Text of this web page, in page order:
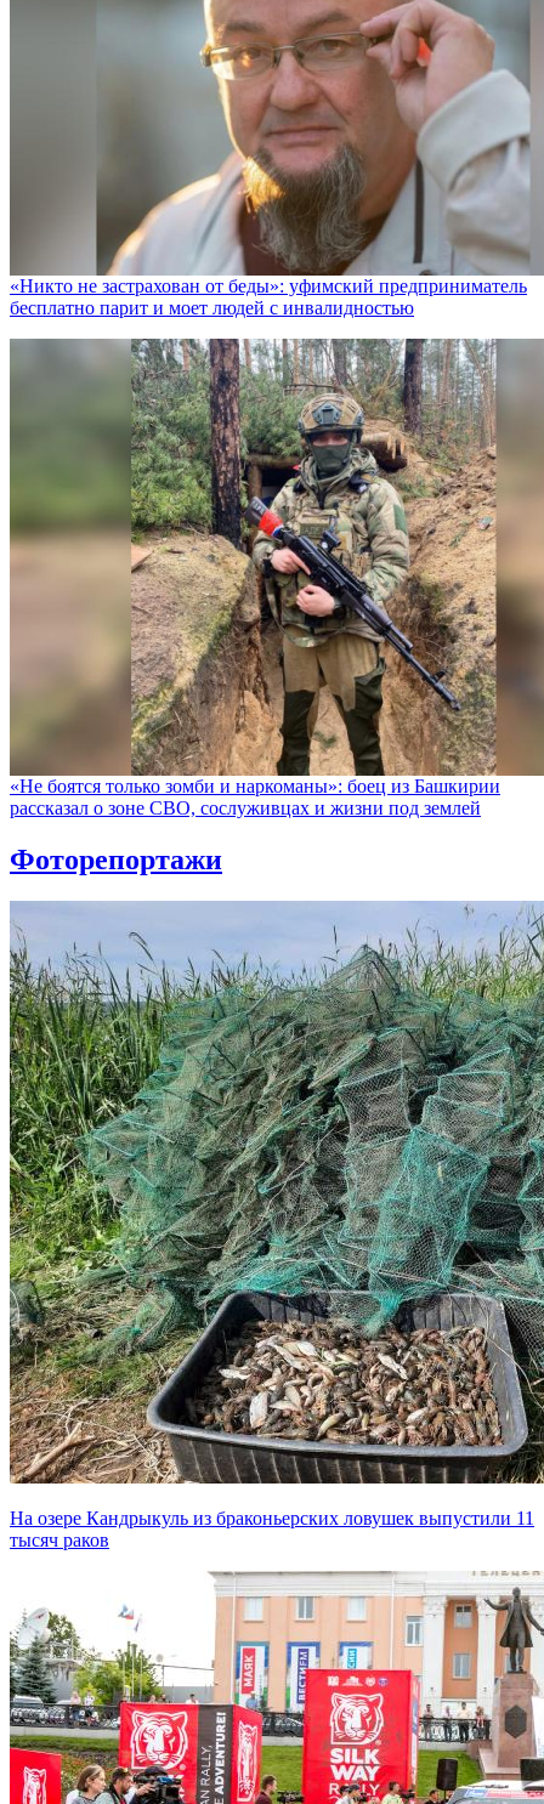
«Никто не заcтрахован от беды»: уфимский предприниматель
бесплатно парит и моет людей с инвалидностью
«Не боятся только зомби и наркоманы»: боец из Башкирии
рассказал о зоне СВО, сослуживцах и жизни под землей
Фоторепортажи
На озере Кандрыкуль из браконьерских ловушек выпустили 11
тысяч раков